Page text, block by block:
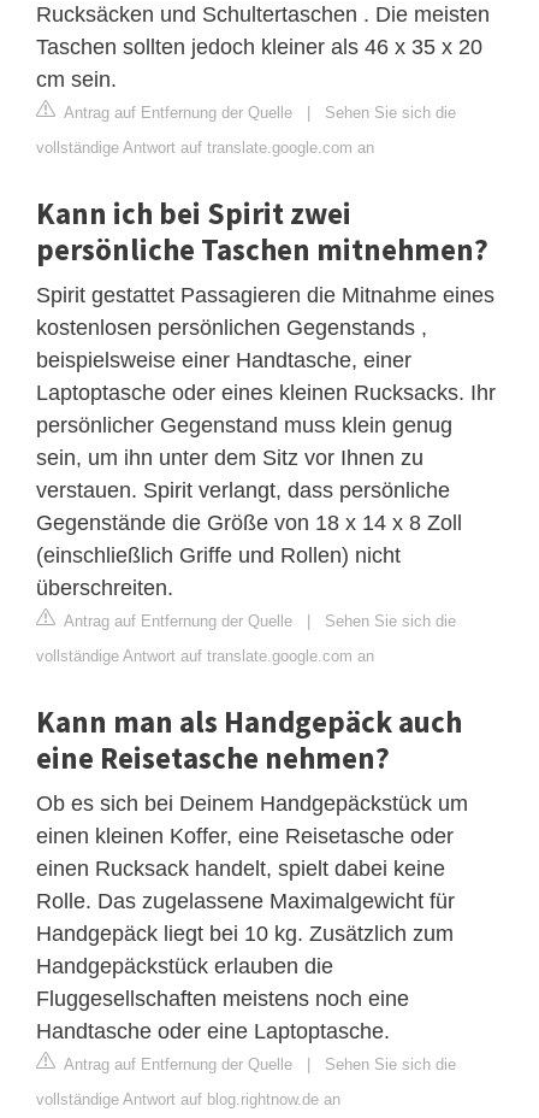
Rucksäcken und Schultertaschen . Die meisten
Taschen sollten jedoch kleiner als 46 x 35 x 20
cm sein.
Antrag auf Entfernung der Quelle | Sehen Sie sich die
vollständige Antwort auf translate.google.com an
Kann ich bei Spirit zwei
persönliche Taschen mitnehmen?
Spirit gestattet Passagieren die Mitnahme eines
kostenlosen persönlichen Gegenstands ,
beispielsweise einer Handtasche, einer
Laptoptasche oder eines kleinen Rucksacks. Ihr
persönlicher Gegenstand muss klein genug
sein, um ihn unter dem Sitz vor Ihnen zu
verstauen. Spirit verlangt, dass persönliche
Gegenstände die Größe von 18 x 14 x 8 Zoll
(einschließlich Griffe und Rollen) nicht
überschreiten.
Antrag auf Entfernung der Quelle | Sehen Sie sich die
vollständige Antwort auf translate.google.com an
Kann man als Handgepäck auch
eine Reisetasche nehmen?
Ob es sich bei Deinem Handgepäckstück um
einen kleinen Koffer, eine Reisetasche oder
einen Rucksack handelt, spielt dabei keine
Rolle. Das zugelassene Maximalgewicht für
Handgepäck liegt bei 10 kg. Zusätzlich zum
Handgepäckstück erlauben die
Fluggesellschaften meistens noch eine
Handtasche oder eine Laptoptasche.
Antrag auf Entfernung der Quelle | Sehen Sie sich die
vollständige Antwort auf blog.rightnow.de an